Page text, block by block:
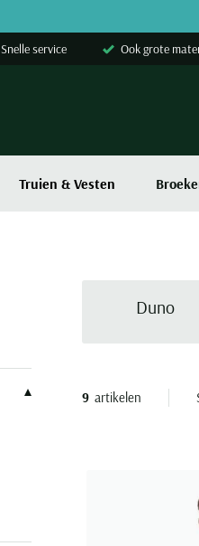
Snelle service Ook grote
Truien & Vesten
Duno
9 artikelen